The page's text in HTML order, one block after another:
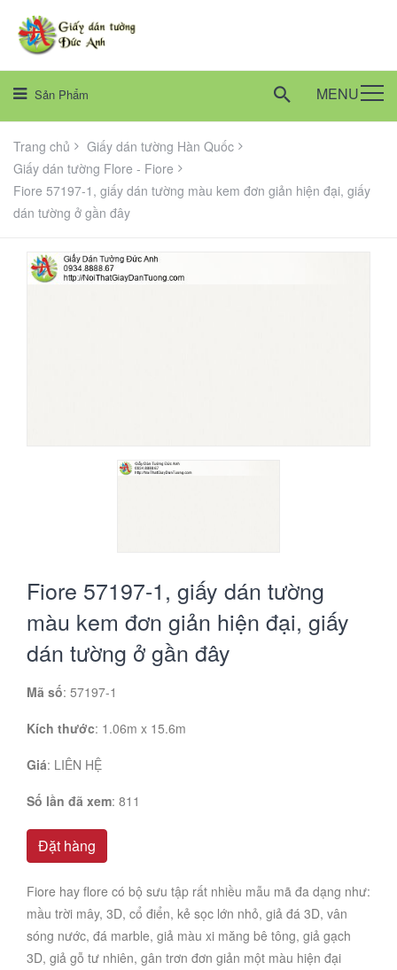
Sản Phẩm MENU
Trang chủ
Giấy dán tường Hàn Quốc
Giấy dán tường Flore - Fiore
Fiore 57197-1, giấy dán tường màu kem đơn giản hiện đại, giấy
dán tường ở gần đây
Fiore 57197-1, giấy dán tường
màu kem đơn giản hiện đại, giấy
dán tường ở gần đây
Mã số: 57197-1
Kích thước: 1.06m x 15.6m
Giá: LIÊN HỆ
Số lần đã xem: 811
Đặt hàng
Fiore hay flore có bộ sưu tập rất nhiều mẫu mã đa dạng như:
mầu trời mây, 3D, cổ điển, kẻ sọc lớn nhỏ, giả đá 3D, vân
sóng nước, đá marble, giả màu xi măng bê tông, giả gạch
3D, giả gỗ tư nhiên, gân trơn đơn giản một màu hiện đại